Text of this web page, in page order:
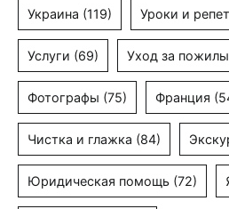
Украина (119) Уроки и
Услуги (69) Уход за
Фотографы (75) Франция
Чистка и глажка (84)
Юридическая помощь (72)